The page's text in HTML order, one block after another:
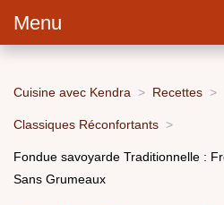
Menu
Cuisine avec Kendra Recettes
Classiques Réconfortants
Fondue savoyarde Traditionnelle :
Sans Grumeaux